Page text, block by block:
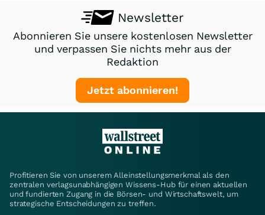
Newsletter
Abonnieren Sie unsere kostenlosen Newsletter
und verpassen Sie nichts mehr aus der
Redaktion
Jetzt abonnieren!
Profitieren Sie von unserem Alleinstellungsmerkmal als den
zentralen verlagsunabhängigen Wissens-Hub für einen aktuellen
und fundierten Zugang in die Börsen- und Wirtschaftswelt, um
strategische Entscheidungen zu treffen.